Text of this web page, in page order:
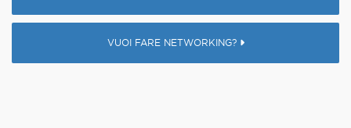
VUOI FARE NETWORKING?